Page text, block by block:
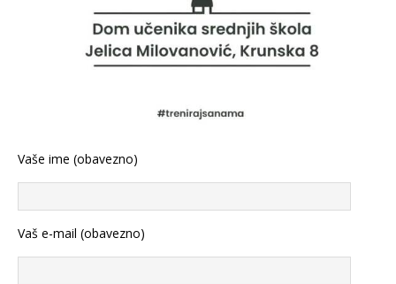
Vaše ime (obavezno)
Vaš e-mail (obavezno)